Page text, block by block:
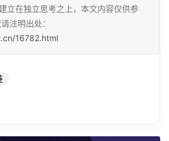
立在独立思考之上，本文内容仅供参
注明出处：
16782.html